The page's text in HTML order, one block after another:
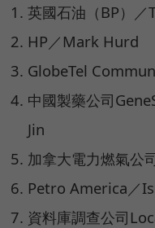
英國石油（BP）
HP／Mark Hurd
GlobeTel
中國製藥公司
Jin
加拿大電力燃氣公
Petro America／
資料庫調查公司